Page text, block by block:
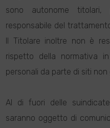
sono autonome
responsabile del
Il Titolare inoltre non è
rispetto della normativa
personali da parte di siti
Al di fuori delle
saranno oggetto di